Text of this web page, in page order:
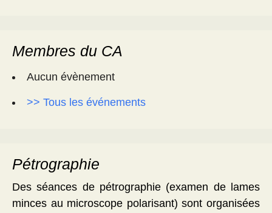
Membres du CA
Aucun évènement
>> Tous les événements
Pétrographie
Des séances de pétrographie (examen de lames
minces au microscope polarisant) sont organisées